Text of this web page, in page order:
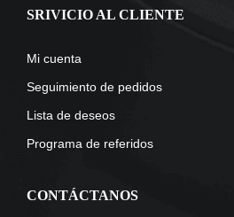
SRIVICIO AL CLIENTE
Mi cuenta
Seguimiento de pedidos
Lista de deseos
Programa de referidos
CONTÁCTANOS